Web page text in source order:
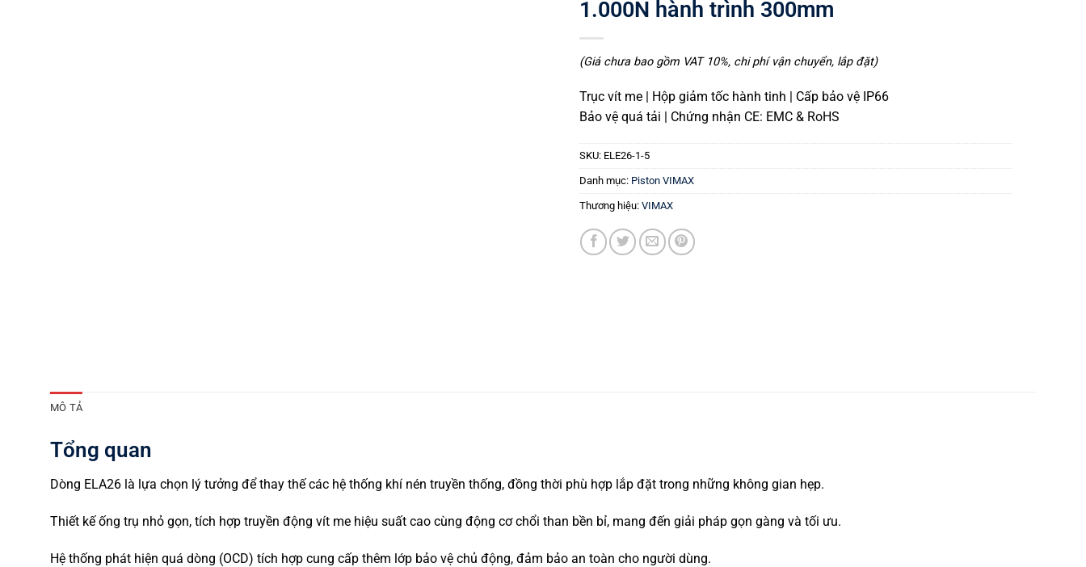
1.000N hành trình 300mm
(Giá chưa bao gồm VAT 10%, chi phí vận chuyển, lắp đặt)
Trục vít me | Hộp giảm tốc hành tinh | Cấp bảo vệ IP66
Bảo vệ quá tải | Chứng nhận CE: EMC & RoHS
SKU: ELE26-1-5
Danh mục: Piston VIMAX
Thương hiệu: VIMAX
MÔ TẢ
Tổng quan
Dòng ELA26 là lựa chọn lý tưởng để thay thế các hệ thống khí nén truyền thống, đồng thời phù hợp lắp đặt trong những không gian hẹp.
Thiết kế ống trụ nhỏ gọn, tích hợp truyền động vít me hiệu suất cao cùng động cơ chổi than bền bỉ, mang đến giải pháp gọn gàng và tối ưu.
Hệ thống phát hiện quá dòng (OCD) tích hợp cung cấp thêm lớp bảo vệ chủ động, đảm bảo an toàn cho người dùng.